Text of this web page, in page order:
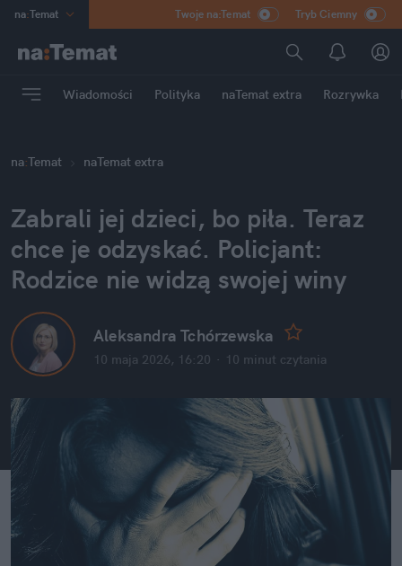
na:Temat
Poland
mama
Rozrywka
Twoje na:Temat Tryb Ciemny
Wiadomości Polityka naTemat extra Rozrywka
na:Temat naTemat extra
Zabrali jej dzieci, bo piła. Teraz
chce je odzyskać. Policjant:
Rodzice nie widzą swojej winy
Aleksandra Tchórzewska
10 maja 2026, 16:20 · 10 minut czytania